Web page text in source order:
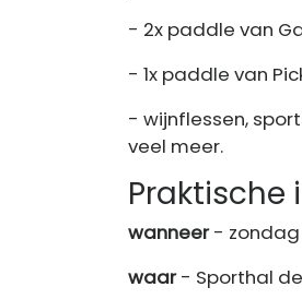
- 2x paddle van
- 1x paddle van
- wijnflessen,
veel meer.
wanneer- zondag
waar- Sporthal de